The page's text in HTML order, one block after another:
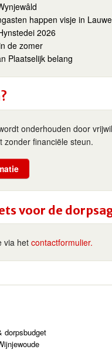
happen visje in
2026
de zomer
Plaatselijk belang
onderhouden door
zonder financiële steun.
voor de
via het contactformulier.
dorpsbudget